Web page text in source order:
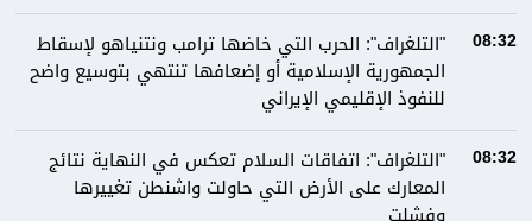
08:32
"التلغراف": الحرب التي خاضها ترامب ونتنياهو لإسقاط
الجمهورية الإسلامية أو إضعافها تنتهي بتوسيع واضح
للنفوذ الإقليمي الإيراني
08:32
"التلغراف": اتفاقات السلام تعكس في النهاية نتائج
المعارك على الأرض التي حاولت واشنطن تغييرها